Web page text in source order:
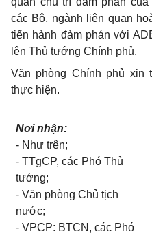
các Bộ, ngành liên quan
tiến hành đàm phán với
lên Thủ tướng Chính phủ.
Văn phòng Chính phủ xin
thực hiện.
Nơi nhận:
- Như trên;
- TTgCP, các Phó Thủ
tướng;
- Văn phòng Chủ tịch
nước;
- VPCP: BTCN, các Phó